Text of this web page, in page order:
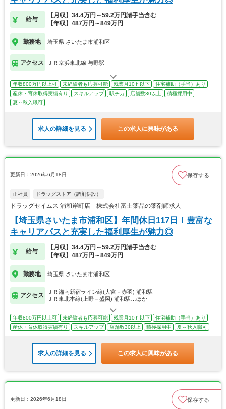
給与
【月収】34.4万円～59.2万円諸手当含む
【年収】487万円～849万円
勤務地 埼玉県 さいたま市浦和区
アクセス ＪＲ京浜東北線 与野駅
年収800万円以上可 未経験者も応募可能 残業月10ｈ以下
住宅補助（手当）あり
産休・育休取得実績有り
スキルアップ 駅チカ 店舗数30以上
積極採用中
夏～秋入職可
求人の詳細を見る この求人に興味がある
更新日：2026年6月18日 保存する
正社員 ドラッグストア（調剤併設）
ドラッグセイムス 浦和岸町店 株式会社富士薬品の薬剤師求人
【埼玉県さいたま市浦和区】年間休日117日！豊富な
キャリアパスと充実した福利厚生が魅力◎
給与
【月収】34.4万円～59.2万円諸手当含む
【年収】487万円～849万円
勤務地 埼玉県 さいたま市浦和区
アクセス
ＪＲ湘南新宿ライン線(大宮－赤羽) 浦和駅
ＪＲ東北本線(上野－盛岡) 浦和駅…ほか
年収800万円以上可 未経験者も応募可能 残業月10ｈ以下
住宅補助（手当）あり
産休・育休取得実績有り
スキルアップ 店舗数30以上 積極採用中 夏～秋入職可
求人の詳細を見る この求人に興味がある
更新日：2026年6月18日 保存する